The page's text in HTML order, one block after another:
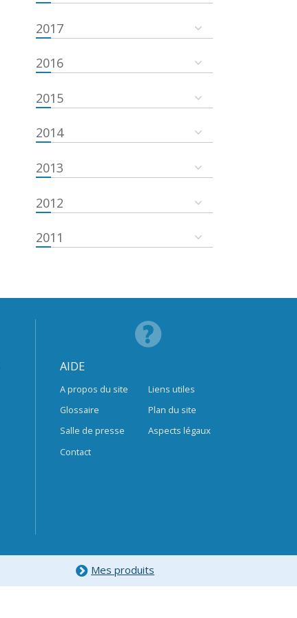
2017
2016
2015
2014
2013
2012
2011
AIDE
A propos du site
Glossaire
Salle de presse
Contact
Liens utiles
Plan du site
Aspects légaux
Mes produits